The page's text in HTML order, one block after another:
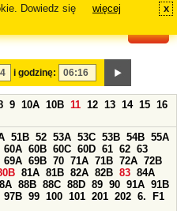
Dowiedz się
więcej x
i godzinę:
9 10A 10B 11 12 13 14 15 16
51B 52 53A 53C 53B 54B 55A
60A 60B 60C 60D 61 62 63
69A 69B 70 71A 71B 72A 72B
81A 81B 82A 82B 83 84A
88B 88C 88D 89 90 91A 91B
97B 99 100 101 201 202 6.
F1